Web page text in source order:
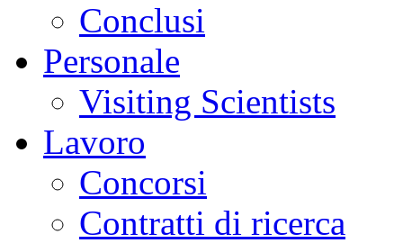
Conclusi
Personale
Visiting Scientists
Lavoro
Concorsi
Contratti di ricerca